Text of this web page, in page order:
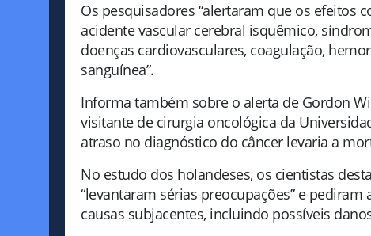
Os pesquisadores “alertaram que os efeitos
acidente vascular cerebral isquêmico,
doenças cardiovasculares, coagulação,
sanguínea”.
Informa também sobre o alerta de Gordon
visitante de cirurgia oncológica da
atraso no diagnóstico do câncer levaria a
No estudo dos holandeses, os cientistas
“levantaram sérias preocupações” e
causas subjacentes, incluindo possíveis